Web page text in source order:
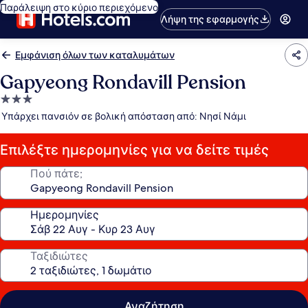
Παράλειψη στο κύριο περιεχόμενο
Λήψη της εφαρμογής
Εμφάνιση όλων των καταλυμάτων
Gapyeong Rondavill Pension
Κατάλυμα
με
αστέρια
Υπάρχει πανσιόν σε βολική απόσταση από: Νησί Νάμι
Επιλέξτε ημερομηνίες για να δείτε τιμές
Πού πάτε;
Ημερομηνίες
Ταξιδιώτες